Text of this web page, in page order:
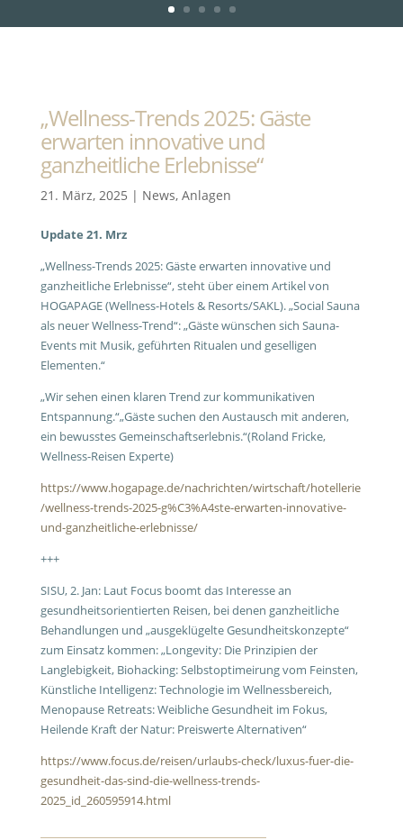
„Wellness-Trends 2025: Gäste
erwarten innovative und
ganzheitliche Erlebnisse“
21. März, 2025 | News, Anlagen
Update 21. Mrz
„Wellness-Trends 2025: Gäste erwarten innovative und
ganzheitliche Erlebnisse“, steht über einem Artikel von
HOGAPAGE (Wellness-Hotels & Resorts/SAKL). „Social Sauna
als neuer Wellness-Trend“: „Gäste wünschen sich Sauna-
Events mit Musik, geführten Ritualen und geselligen
Elementen.“
„Wir sehen einen klaren Trend zur kommunikativen
Entspannung.“„Gäste suchen den Austausch mit anderen,
ein bewusstes Gemeinschaftserlebnis.“(Roland Fricke,
Wellness-Reisen Experte)
https://www.hogapage.de/nachrichten/wirtschaft/hotellerie
/wellness-trends-2025-g%C3%A4ste-erwarten-innovative-
und-ganzheitliche-erlebnisse/
+++
SISU, 2. Jan: Laut Focus boomt das Interesse an
gesundheitsorientierten Reisen, bei denen ganzheitliche
Behandlungen und „ausgeklügelte Gesundheitskonzepte“
zum Einsatz kommen: „Longevity: Die Prinzipien der
Langlebigkeit, Biohacking: Selbstoptimeirung vom Feinsten,
Künstliche Intelligenz: Technologie im Wellnessbereich,
Menopause Retreats: Weibliche Gesundheit im Fokus,
Heilende Kraft der Natur: Preiswerte Alternativen“
https://www.focus.de/reisen/urlaubs-check/luxus-fuer-die-
gesundheit-das-sind-die-wellness-trends-
2025_id_260595914.html